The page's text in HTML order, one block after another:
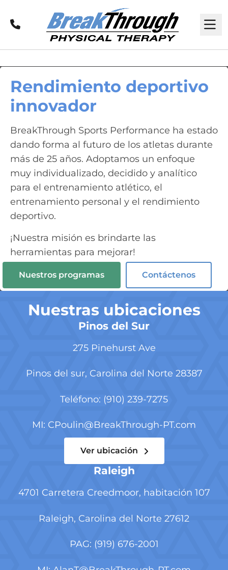
Llamar
Rendimiento deportivo
innovador
BreakThrough Sports Performance ha estado
dando forma al futuro de los atletas durante
más de 25 años. Adoptamos un enfoque
muy individualizado, decidido y analítico
para el entrenamiento atlético, el
entrenamiento personal y el rendimiento
deportivo.
¡Nuestra misión es brindarte las
herramientas para mejorar!
Nuestros programas Contáctenos
Nuestras ubicaciones
Pinos del Sur
275 Pinehurst Ave
Pinos del sur, Carolina del Norte 28387
Teléfono: (910) 239-7275
MI: CPoulin@BreakThrough-PT.com
Ver ubicación
Raleigh
4701 Carretera Creedmoor, habitación 107
Raleigh, Carolina del Norte 27612
PAG: (919) 676-2001